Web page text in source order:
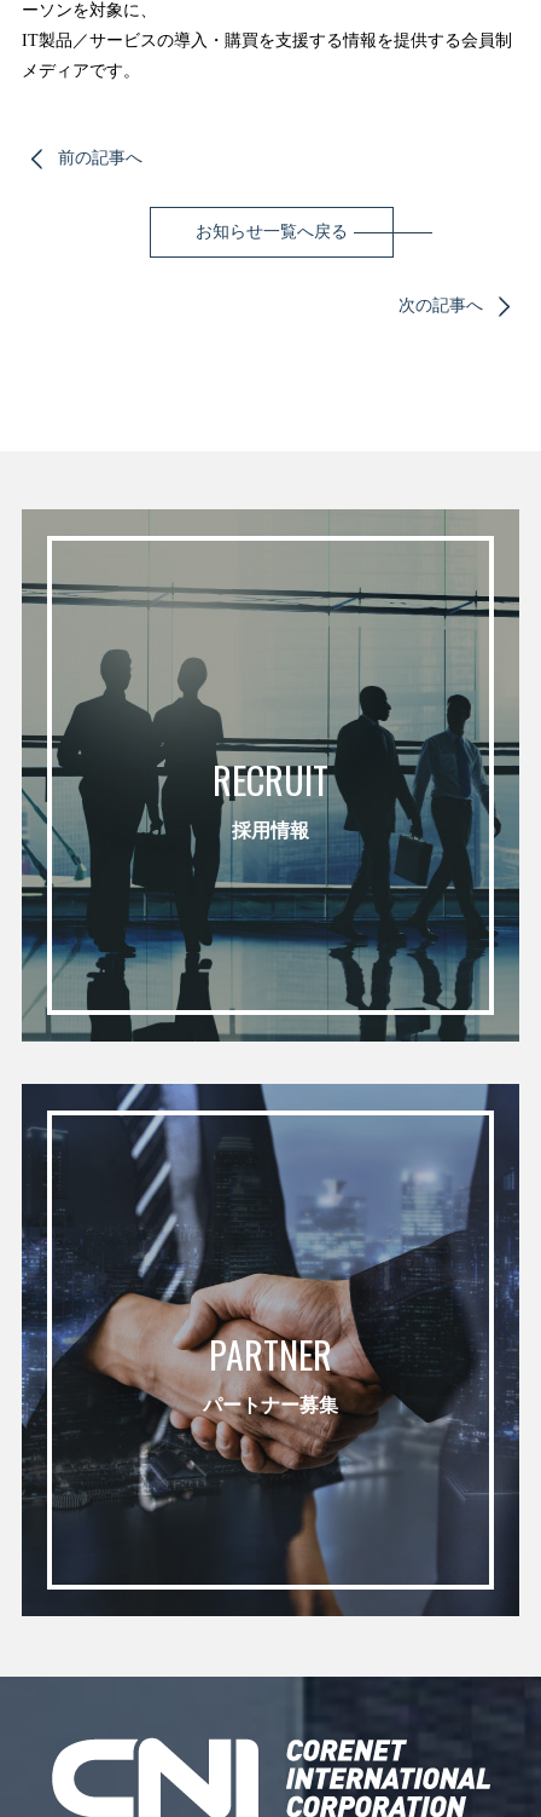
ーソンを対象に、
IT製品／サービスの導入・購買を支援する情報を提供する会員制
メディアです。
前の記事へ
お知らせ一覧へ戻る
次の記事へ
RECRUIT
採用情報
PARTNER
パートナー募集